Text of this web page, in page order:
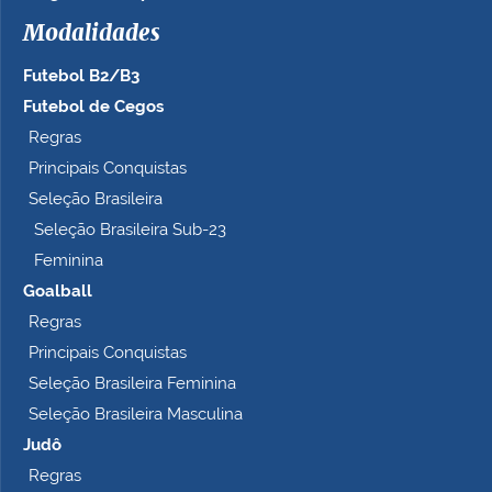
o
o
m
e
t
Modalidades
Futebol B2/B3
Futebol de Cegos
Regras
Principais Conquistas
Seleção Brasileira
Seleção Brasileira Sub-23
Feminina
Goalball
Regras
Principais Conquistas
Seleção Brasileira Feminina
Seleção Brasileira Masculina
Judô
Regras